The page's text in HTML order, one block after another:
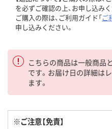
を必ずご確認の上、お申し込みく
ご購入の際は、ご利用ガイド「ご
申し込みください。
こちらの商品は一般商品
です。お届け日の詳細は
ます。
※ご注意【免責】